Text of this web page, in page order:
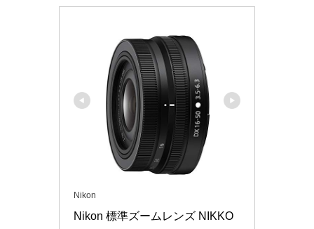
Nikon
Nikon 標準ズームレンズ NIKKO